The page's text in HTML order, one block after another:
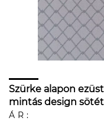
Szürke alapon
mintás design
ÁR: